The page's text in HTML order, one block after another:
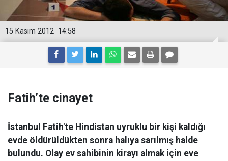
14:58
15 Kasım 2012
Fatih’te cinayet
İstanbul Fatih'te Hindistan uyruklu bir kişi kaldığı
evde öldürüldükten sonra halıya sarılmış halde
bulundu. Olay ev sahibinin kirayı almak için eve